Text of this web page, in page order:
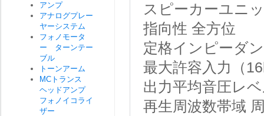
スピーカーユニ
指向性 全方位
定格インピーダ
最大許容入力（
出力平均音圧レ
再生周波数帯域
アンプ
アナログプレー
ヤーシステム
フォノモータ
ー ターンテー
ブル
トーンアーム
MCトランス
ヘッドアンプ
フォノイコライ
ザー